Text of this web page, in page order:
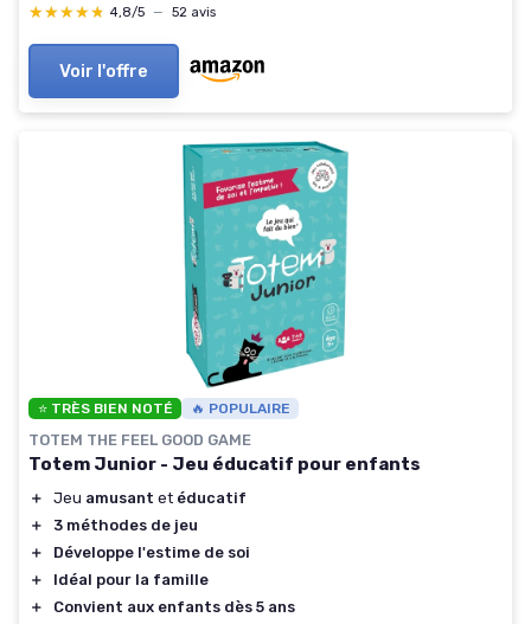
★★★★★
★★★★★ 4,8/5 — 52 avis
Voir l'offre
⭐ TRÈS BIEN NOTÉ 🔥 POPULAIRE
TOTEM THE FEEL GOOD GAME
Totem Junior - Jeu éducatif pour enfants
＋ Jeu amusant et éducatif
＋
3 méthodes de jeu
＋
Développe l'estime de soi
＋
Idéal pour la famille
＋
Convient aux enfants dès 5 ans